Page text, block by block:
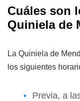
Cuáles son
Quiniela de
La Quiniela de
los siguientes
Previa, a